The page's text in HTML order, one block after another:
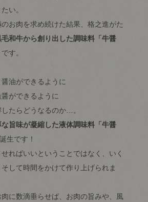
い。
お肉を求め続けた結果、格之進がた
毛和牛から創り出した調味料「牛醤
です。
油ができるように
ができるように
たらどうなるのか…。
旨味が凝縮した液体調味料「牛醤
生です！
ればいいということではなく、いく
して時間をかけて作り上げられま
肉に数滴垂らせば、お肉の旨みや、風